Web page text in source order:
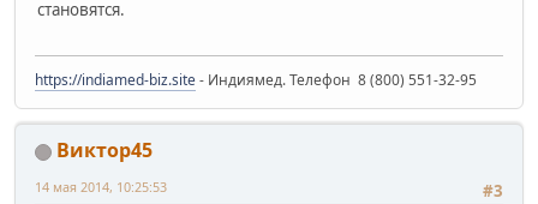
становятся.
https://indiamed-biz.site- Индиямед. Телефон 8 (800) 551-32-95
Виктор45
#3
14 мая 2014, 10:25:53